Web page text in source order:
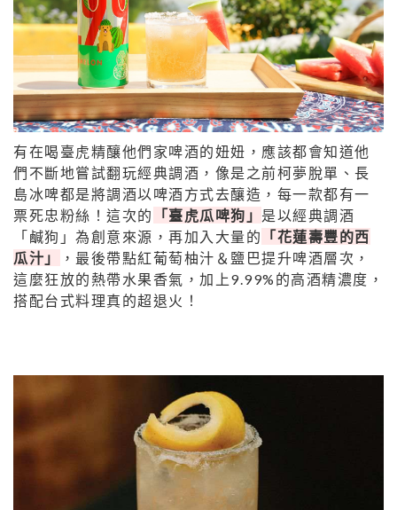
有在喝臺虎精釀他們家啤酒的妞妞，應該都會知道他
們不斷地嘗試翻玩經典調酒，像是之前柯夢脫單、長
島冰啤都是將調酒以啤酒方式去釀造，每一款都有一
票死忠粉絲！這次的
「臺虎瓜啤狗」 是以經典調酒
「鹹狗」為創意來源，再加入大量的
「花蓮壽豐的西
瓜汁」
，最後帶點紅葡萄柚汁＆鹽巴提升啤酒層次，
這麼狂放的熱帶水果香氣，加上9.99%的高酒精濃度，
搭配台式料理真的超退火！